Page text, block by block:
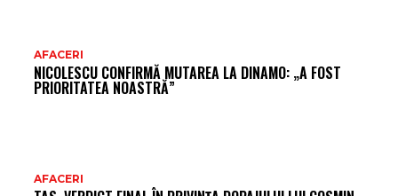
AFACERI
NICOLESCU CONFIRMĂ MUTAREA LA DINAMO: „A FOST
PRIORITATEA NOASTRĂ”
AFACERI